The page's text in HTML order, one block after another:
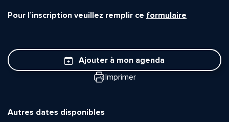
Pour l’inscription veuillez remplir ce formulaire
Ajouter à mon agenda
Imprimer
Autres dates disponibles